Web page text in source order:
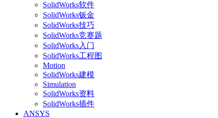
SolidWorks软件
SolidWorks钣金
SolidWorks技巧
SolidWorks竞赛题
SolidWorks入门
SolidWorks工程图
Motion
SolidWorks建模
Simulation
SolidWorks资料
SolidWorks插件
ANSYS